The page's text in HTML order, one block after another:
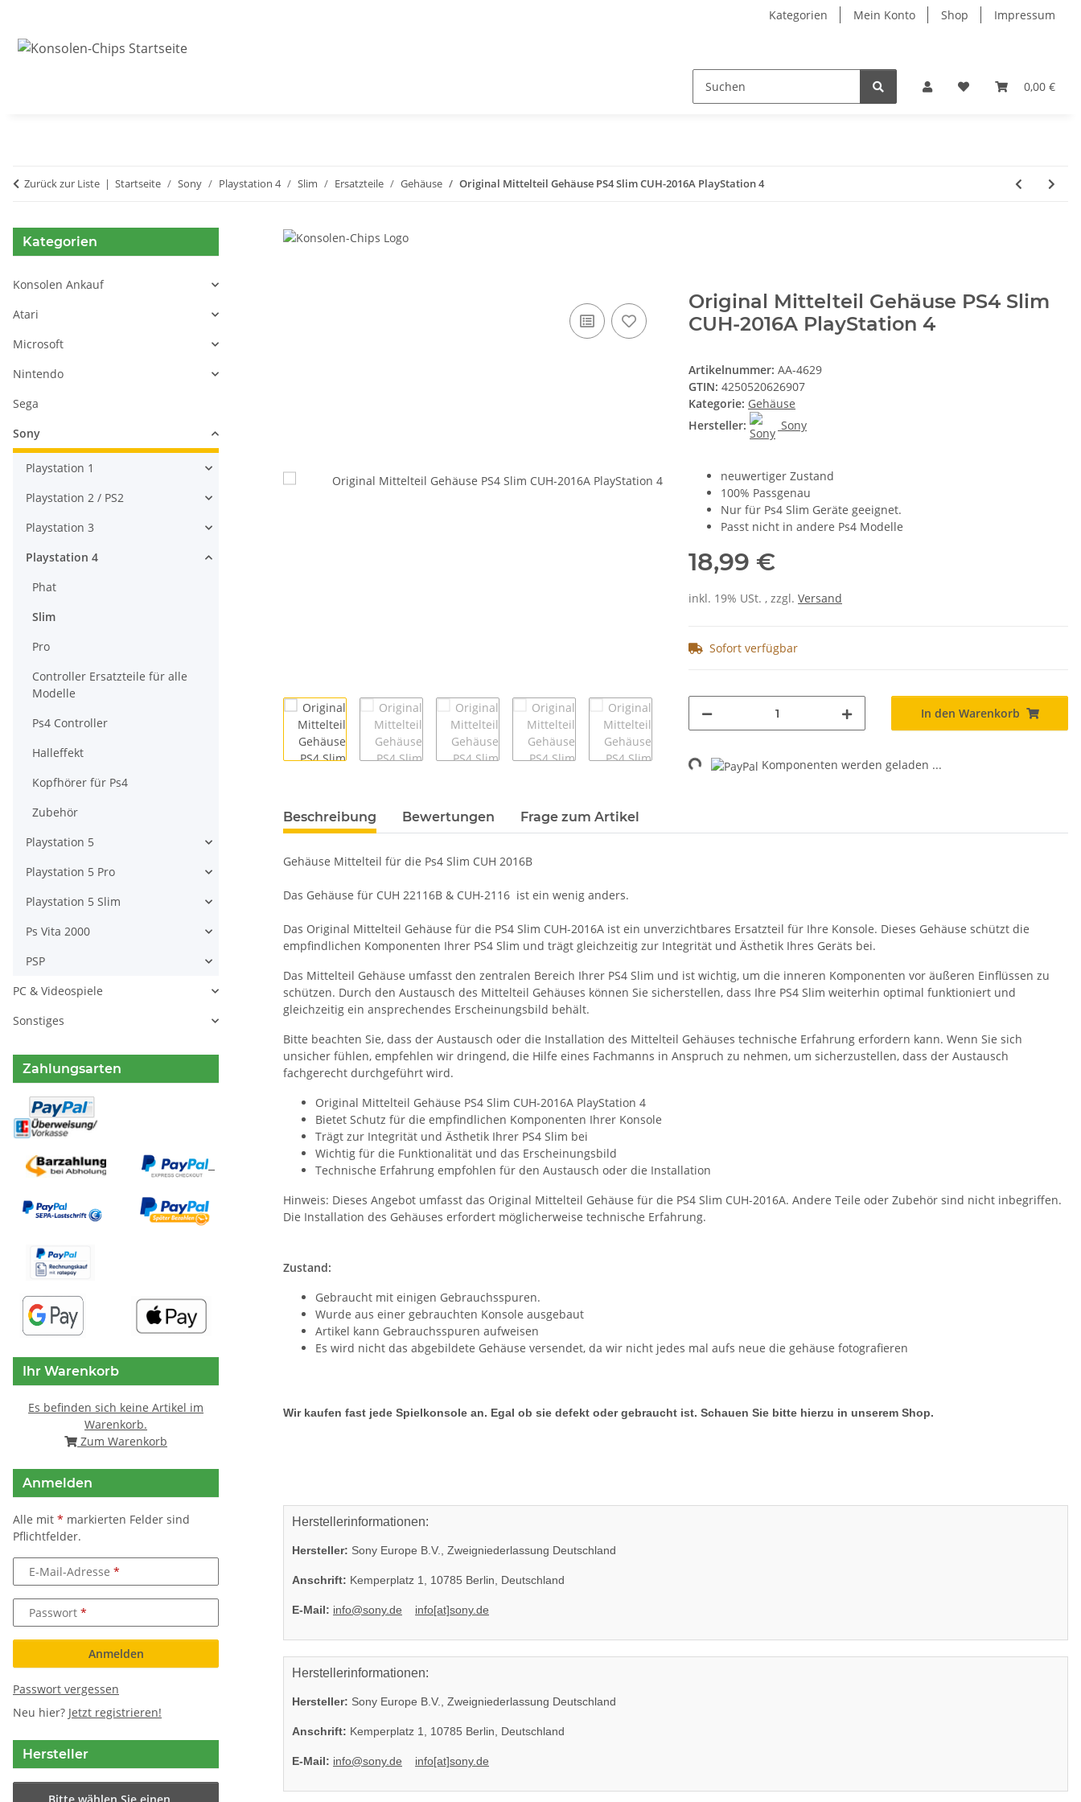
Kategorien Mein Konto Shop Impressum
0,00 €
Zurück zur Liste Startseite Sony Playstation 4 Slim Ersatzteile Gehäuse Original Mittelteil Gehäuse PS4 Slim CUH-2016A PlayStation 4
Original Mittelteil Gehäuse PS4 Slim
CUH-2016A PlayStation 4
Artikelnummer: AA-4629
GTIN: 4250520626907
Kategorie: Gehäuse
Hersteller:
Sony
neuwertiger Zustand
100% Passgenau
Nur für Ps4 Slim Geräte geeignet.
Passt nicht in andere Ps4 Modelle
18,99 €
inkl. 19% USt. , zzgl. Versand
Sofort verfügbar
In den Warenkorb
Loading... Komponenten werden geladen ...
Beschreibung Bewertungen Frage zum Artikel
Gehäuse Mittelteil für die Ps4 Slim CUH 2016B
Das Gehäuse für CUH 22116B & CUH-2116 ist ein wenig anders.
Das Original Mittelteil Gehäuse für die PS4 Slim CUH-2016A ist ein unverzichtbares Ersatzteil für Ihre Konsole. Dieses Gehäuse schützt die
empfindlichen Komponenten Ihrer PS4 Slim und trägt gleichzeitig zur Integrität und Ästhetik Ihres Geräts bei.
Das Mittelteil Gehäuse umfasst den zentralen Bereich Ihrer PS4 Slim und ist wichtig, um die inneren Komponenten vor äußeren Einflüssen zu
schützen. Durch den Austausch des Mittelteil Gehäuses können Sie sicherstellen, dass Ihre PS4 Slim weiterhin optimal funktioniert und
gleichzeitig ein ansprechendes Erscheinungsbild behält.
Bitte beachten Sie, dass der Austausch oder die Installation des Mittelteil Gehäuses technische Erfahrung erfordern kann. Wenn Sie sich
unsicher fühlen, empfehlen wir dringend, die Hilfe eines Fachmanns in Anspruch zu nehmen, um sicherzustellen, dass der Austausch
fachgerecht durchgeführt wird.
Original Mittelteil Gehäuse PS4 Slim CUH-2016A PlayStation 4
Bietet Schutz für die empfindlichen Komponenten Ihrer Konsole
Trägt zur Integrität und Ästhetik Ihrer PS4 Slim bei
Wichtig für die Funktionalität und das Erscheinungsbild
Technische Erfahrung empfohlen für den Austausch oder die Installation
Hinweis: Dieses Angebot umfasst das Original Mittelteil Gehäuse für die PS4 Slim CUH-2016A. Andere Teile oder Zubehör sind nicht inbegriffen.
Die Installation des Gehäuses erfordert möglicherweise technische Erfahrung.
Zustand:
Gebraucht mit einigen Gebrauchsspuren.
Wurde aus einer gebrauchten Konsole ausgebaut
Artikel kann Gebrauchsspuren aufweisen
Es wird nicht das abgebildete Gehäuse versendet, da wir nicht jedes mal aufs neue die gehäuse fotografieren
Wir kaufen fast jede Spielkonsole an. Egal ob sie defekt oder gebraucht ist. Schauen Sie bitte hierzu in unserem Shop.
Herstellerinformationen:
Hersteller: Sony Europe B.V., Zweigniederlassung Deutschland
Anschrift: Kemperplatz 1, 10785 Berlin, Deutschland
E-Mail: info@sony.de info[at]sony.de
Herstellerinformationen:
Hersteller: Sony Europe B.V., Zweigniederlassung Deutschland
Anschrift: Kemperplatz 1, 10785 Berlin, Deutschland
E-Mail: info@sony.de info[at]sony.de
Kategorien
Konsolen Ankauf
Atari
Microsoft
Nintendo
Sega
Sony
Playstation 1
Playstation 2 / PS2
Playstation 3
Playstation 4
Phat
Slim
Pro
Controller Ersatzteile für alle
Modelle
Ps4 Controller
Halleffekt
Kopfhörer für Ps4
Zubehör
Playstation 5
Playstation 5 Pro
Playstation 5 Slim
Ps Vita 2000
PSP
PC & Videospiele
Sonstiges
Zahlungsarten
Ihr Warenkorb
Es befinden sich keine Artikel im
Warenkorb.
Zum Warenkorb
Anmelden
Alle mit * markierten Felder sind
Pflichtfelder.
E-Mail-Adresse
Passwort
Anmelden
Passwort vergessen
Neu hier? Jetzt registrieren!
Hersteller